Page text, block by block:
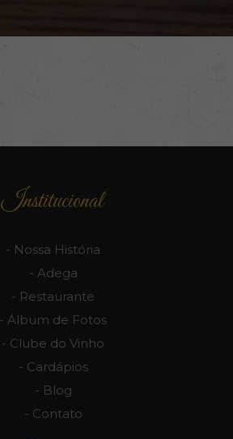
Institucional
Nossa História
Adega
Restaurante
Álbum de Fotos
Clube do Vinho
Cardápios
Blog
Contato